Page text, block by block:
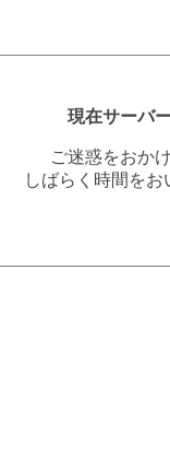
現在サーバ
ご迷惑をおか
しばらく時間を